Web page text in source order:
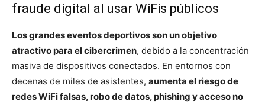
fraude digital al usar WiFis públicos
Los grandes eventos deportivos son un objetivo
atractivo para el cibercrimen, debido a la concentración
masiva de dispositivos conectados. En entornos con
decenas de miles de asistentes, aumenta el riesgo de
redes WiFi falsas, robo de datos, phishing y acceso no